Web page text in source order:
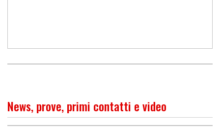
News, prove, primi contatti e video